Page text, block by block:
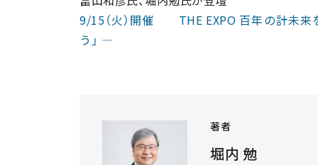
9/15（火）開催 THE EXPO 百年の計未
う」 ―
著者
堀内 勉